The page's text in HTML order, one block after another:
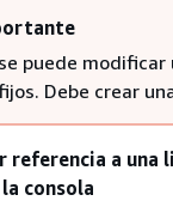
puede
Debe crear
referencia a
consola